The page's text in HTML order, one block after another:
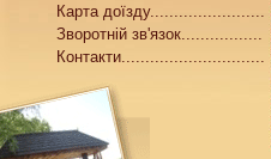
Карта доїзду........................
Зворотній зв'язок.................
Контакти..............................